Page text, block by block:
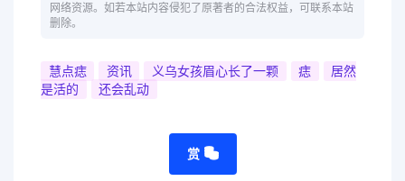
网络资源。如若本站内容侵犯了原著者的合法权益，可联系本站
删除。
慧点痣 资讯 义乌女孩眉心长了一颗 痣
居然
是活的
还会乱动
赏